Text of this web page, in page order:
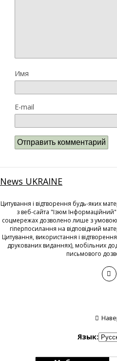
Имя
E-mail
News UKRAINE
Цитування і відтворення будь-яких
з веб-сайта "Ізюм Інформаційний"
соцмережах дозволено лише з умовою
гіперпосилання на відповідний
Цитування, використання і
друкованих виданнях), мобільних
письмового
Язык: